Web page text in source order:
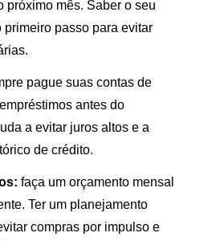
próximo mês. Saber o seu
primeiro passo para evitar
pague suas contas de
antes do
a evitar juros altos e a
de crédito.
faça um orçamento mensal
Ter um planejamento
compras por impulso e